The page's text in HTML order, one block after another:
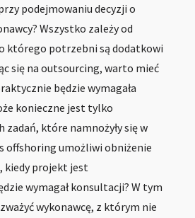
podejmowaniu decyzji o
Wszystko zależy od
którego potrzebni są dodatkowi
się na outsourcing, warto mieć
będzie wymagała
konieczne jest tylko
zadań, które namnożyły się w
offshoring umożliwi obniżenie
kiedy projekt jest
wymagał konsultacji? W tym
wykonawcę, z którym nie